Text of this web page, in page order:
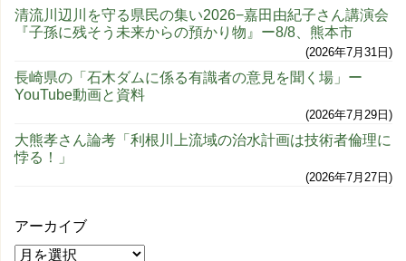
清流川辺川を守る県民の集い2026−嘉田由紀子さん講演会
『子孫に残そう未来からの預かり物』ー8/8、熊本市
2026年7月31日
長崎県の「石木ダムに係る有識者の意見を聞く場」ー
YouTube動画と資料
2026年7月29日
大熊孝さん論考「利根川上流域の治水計画は技術者倫理に
悖る！」
2026年7月27日
アーカイブ